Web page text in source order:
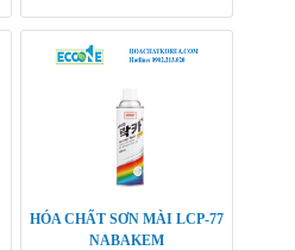
HÓA CHẤT SƠN MÀI LCP-77
NABAKEM